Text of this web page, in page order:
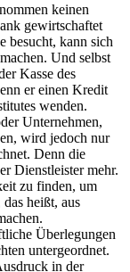
keinen
gewirtschaftet
besucht, kann sich
Und selbst
Kasse des
er einen Kredit
wenden.
Unternehmen,
wird jedoch nur
Denn die
Dienstleister mehr.
zu finden, um
heißt, aus
Überlegungen
untergeordnet.
in der